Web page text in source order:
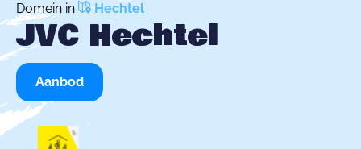
Domein in Hechtel
JVC Hechtel
Aanbod